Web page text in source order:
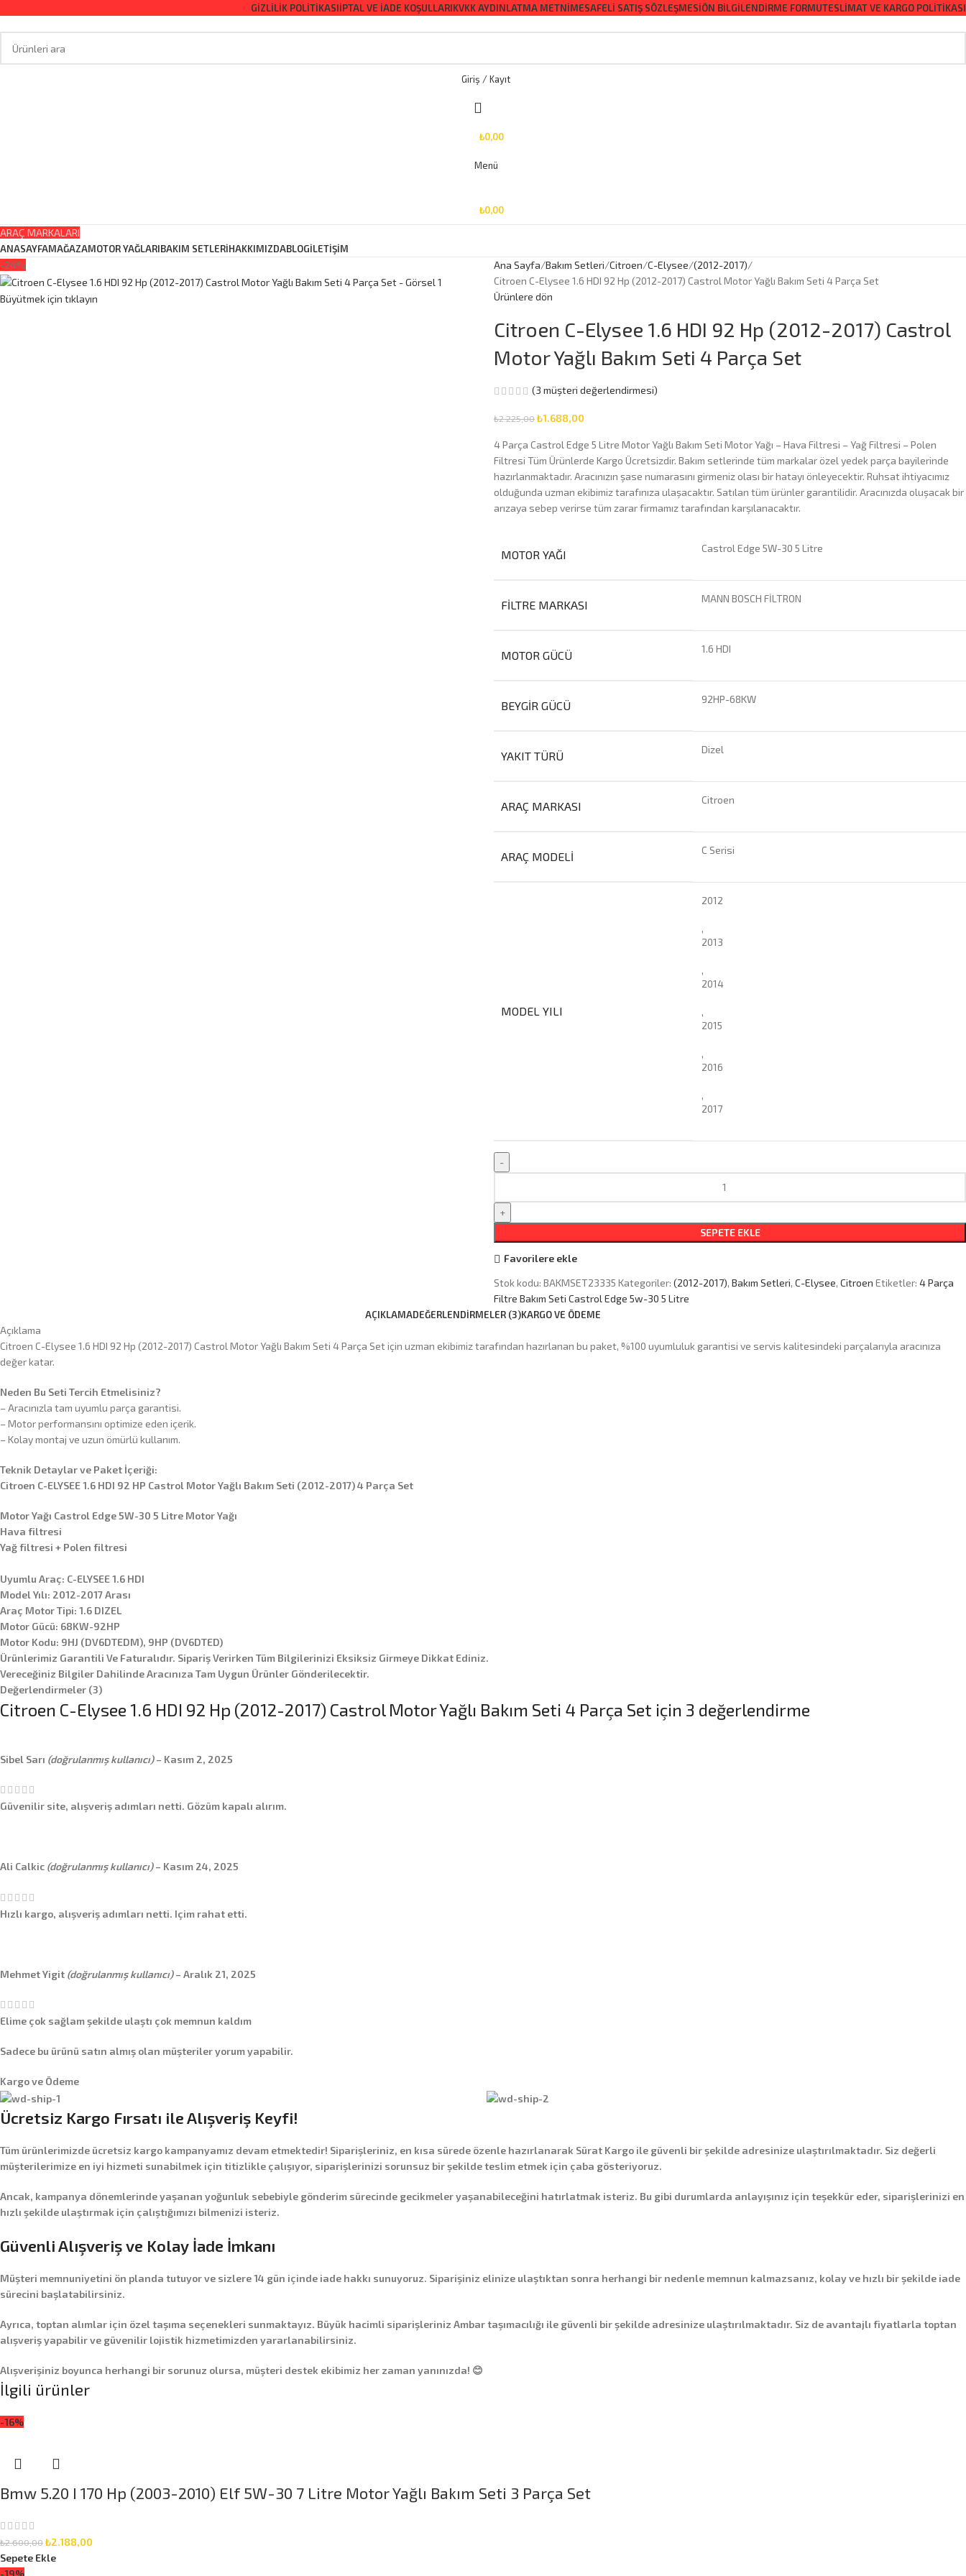
GIZLILIK POLITIKASIİPTAL VE İADE KOŞULLARIKVKK AYDINLATMA METNIMESAFELI SATIŞ SÖZLEŞMESIÖN BILGILENDIRME FORMUTESLIMAT VE KARGO POLITIKASI
Giriş / Kayıt
₺0,00
Menü
₺0,00
ARAÇ MARKALARI
ANASAYFAMAĞAZAMOTOR YAĞLARIBAKIM SETLERİHAKKIMIZDABLOGİLETİŞİM
-24%
Büyütmek için tıklayın
Ana Sayfa Bakım Setleri Citroen C-Elysee (2012-2017)
Citroen C-Elysee 1.6 HDI 92 Hp (2012-2017) Castrol Motor Yağlı Bakım Seti 4 Parça Set
Ürünlere dön
Citroen C-Elysee 1.6 HDI 92 Hp (2012-2017) Castrol
Motor Yağlı Bakım Seti 4 Parça Set
(3 müşteri değerlendirmesi)
₺2.225,00₺1.688,00
4 Parça Castrol Edge 5 Litre Motor Yağlı Bakım Seti Motor Yağı – Hava Filtresi – Yağ Filtresi – Polen
Filtresi Tüm Ürünlerde Kargo Ücretsizdir. Bakım setlerinde tüm markalar özel yedek parça bayilerinde
hazırlanmaktadır. Aracınızın şase numarasını girmeniz olası bir hatayı önleyecektir. Ruhsat ihtiyacımız
olduğunda uzman ekibimiz tarafınıza ulaşacaktır. Satılan tüm ürünler garantilidir. Aracınızda oluşacak bir
arızaya sebep verirse tüm zarar firmamız tarafından karşılanacaktır.
MOTOR YAĞI Castrol Edge 5W-30 5 Litre
FILTRE MARKASI MANN BOSCH FİLTRON
MOTOR GÜCÜ 1.6 HDI
BEYGIR GÜCÜ 92HP-68KW
YAKIT TÜRÜ Dizel
ARAÇ MARKASI Citroen
ARAÇ MODELI C Serisi
MODEL YILI
2012
,
2013
,
2014
,
2015
,
2016
,
2017
SEPETE EKLE
Favorilere ekle
Stok kodu: BAKMSET23335 Kategoriler: (2012-2017), Bakım Setleri, C-Elysee, Citroen Etiketler: 4 Parça
Filtre Bakım Seti Castrol Edge 5w-30 5 Litre
AÇIKLAMADEĞERLENDIRMELER (3)KARGO VE ÖDEME
Açıklama
Citroen C-Elysee 1.6 HDI 92 Hp (2012-2017) Castrol Motor Yağlı Bakım Seti 4 Parça Set için uzman ekibimiz tarafından hazırlanan bu paket, %100 uyumluluk garantisi ve servis kalitesindeki parçalarıyla aracınıza
değer katar.
Neden Bu Seti Tercih Etmelisiniz?
– Aracınızla tam uyumlu parça garantisi.
– Motor performansını optimize eden içerik.
– Kolay montaj ve uzun ömürlü kullanım.
Teknik Detaylar ve Paket İçeriği:
Citroen C-ELYSEE 1.6 HDI 92 HP Castrol Motor Yağlı Bakım Seti (2012-2017) 4 Parça Set
Motor Yağı Castrol Edge 5W-30 5 Litre Motor Yağı
Hava filtresi
Yağ filtresi + Polen filtresi
Uyumlu Araç: C-ELYSEE 1.6 HDI
Model Yılı: 2012-2017 Arası
Araç Motor Tipi: 1.6 DIZEL
Motor Gücü: 68KW-92HP
Motor Kodu: 9HJ (DV6DTEDM), 9HP (DV6DTED)
Ürünlerimiz Garantili Ve Faturalıdır. Sipariş Verirken Tüm Bilgilerinizi Eksiksiz Girmeye Dikkat Ediniz.
Vereceğiniz Bilgiler Dahilinde Aracınıza Tam Uygun Ürünler Gönderilecektir.
Değerlendirmeler (3)
Citroen C-Elysee 1.6 HDI 92 Hp (2012-2017) Castrol Motor Yağlı Bakım Seti 4 Parça Set için 3 değerlendirme
Sibel Sarı (doğrulanmış kullanıcı) – Kasım 2, 2025
Güvenilir site, alışveriş adımları netti. Gözüm kapalı alırım.
Ali Calkic (doğrulanmış kullanıcı) – Kasım 24, 2025
Hızlı kargo, alışveriş adımları netti. Içim rahat etti.
Mehmet Yigit (doğrulanmış kullanıcı) – Aralık 21, 2025
Elime çok sağlam şekilde ulaştı çok memnun kaldım
Sadece bu ürünü satın almış olan müşteriler yorum yapabilir.
Kargo ve Ödeme
Ücretsiz Kargo Fırsatı ile Alışveriş Keyfi!
Tüm ürünlerimizde ücretsiz kargo kampanyamız devam etmektedir! Siparişleriniz, en kısa sürede özenle hazırlanarak Sürat Kargo ile güvenli bir şekilde adresinize ulaştırılmaktadır. Siz değerli
müşterilerimize en iyi hizmeti sunabilmek için titizlikle çalışıyor, siparişlerinizi sorunsuz bir şekilde teslim etmek için çaba gösteriyoruz.
Ancak, kampanya dönemlerinde yaşanan yoğunluk sebebiyle gönderim sürecinde gecikmeler yaşanabileceğini hatırlatmak isteriz. Bu gibi durumlarda anlayışınız için teşekkür eder, siparişlerinizi en
hızlı şekilde ulaştırmak için çalıştığımızı bilmenizi isteriz.
Güvenli Alışveriş ve Kolay İade İmkanı
Müşteri memnuniyetini ön planda tutuyor ve sizlere14 gün içinde iade hakkı sunuyoruz. Siparişiniz elinize ulaştıktan sonra herhangi bir nedenle memnun kalmazsanız, kolay ve hızlı bir şekilde iade
sürecini başlatabilirsiniz.
Ayrıca, toptan alımlar için özel taşıma seçenekleri sunmaktayız. Büyük hacimli siparişleriniz Ambar taşımacılığı ile güvenli bir şekilde adresinize ulaştırılmaktadır. Siz de avantajlı fiyatlarla toptan
alışveriş yapabilir ve güvenilir lojistik hizmetimizden yararlanabilirsiniz.
Alışverişiniz boyunca herhangi bir sorunuz olursa, müşteri destek ekibimiz her zaman yanınızda! 😊
İlgili ürünler
-16%
Bmw 5.20 I 170 Hp (2003-2010) Elf 5W-30 7 Litre Motor Yağlı Bakım Seti 3 Parça Set
₺2.600,00₺2.188,00
Sepete Ekle